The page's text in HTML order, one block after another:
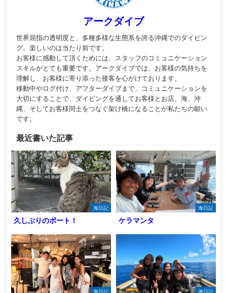
アークダイブ
世界屈指の透明度と、多種多様な生態系を誇る沖縄でのダイビン
グ。楽しいのは当たり前です。
お客様に感動して頂くためには、スタッフのコミュニケーション
スキルがとても重要です。アークダイブでは、お客様の気持ちを
理解し、お客様に寄り添った接客を心がけております。
移動中やログ付け、アフターダイブまで、コミュニケーションを
大切にすることで、ダイビングを通してお客様とお店、海、沖
縄、そしてお客様同士をつなぐ架け橋になることが私たちの願い
です。
最近書いた記事
海日記
久しぶりのボート！
海日記
ケラマンタ
海日記 海日記